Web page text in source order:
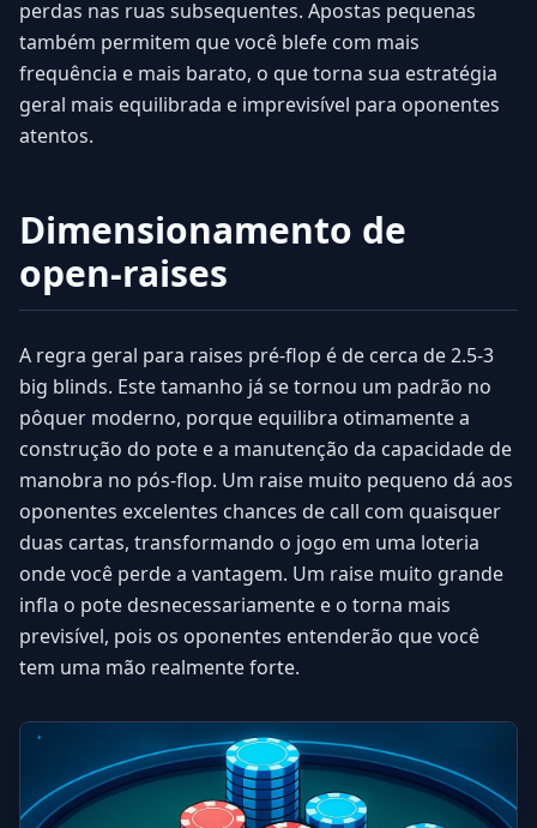
perdas nas ruas subsequentes. Apostas pequenas
também permitem que você blefe com mais
frequência e mais barato, o que torna sua estratégia
geral mais equilibrada e imprevisível para oponentes
atentos.
Dimensionamento de
open-raises
A regra geral para raises pré-flop é de cerca de 2.5-3
big blinds. Este tamanho já se tornou um padrão no
pôquer moderno, porque equilibra otimamente a
construção do pote e a manutenção da capacidade de
manobra no pós-flop. Um raise muito pequeno dá aos
oponentes excelentes chances de call com quaisquer
duas cartas, transformando o jogo em uma loteria
onde você perde a vantagem. Um raise muito grande
infla o pote desnecessariamente e o torna mais
previsível, pois os oponentes entenderão que você
tem uma mão realmente forte.